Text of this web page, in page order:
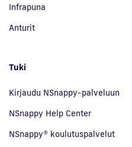
Infrapuna
Anturit
Tuki
Kirjaudu NSnappy-palveluun
NSnappy Help Center
NSnappy® koulutuspalvelut